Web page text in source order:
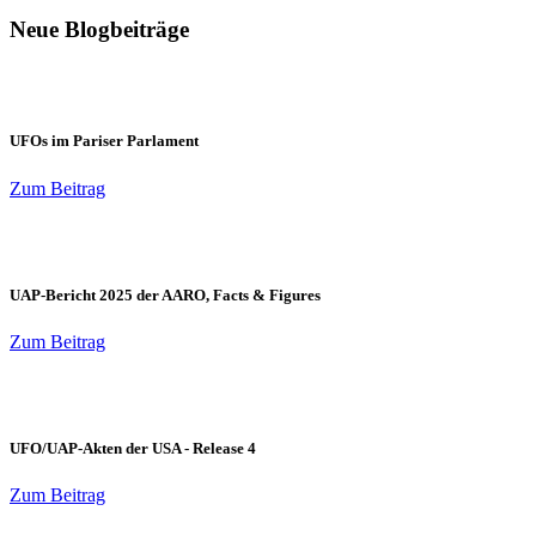
Neue Blogbeiträge
UFOs im Pariser Parlament
Zum Beitrag
UAP-Bericht 2025 der AARO, Facts & Figures
Zum Beitrag
UFO/UAP-Akten der USA - Release 4
Zum Beitrag